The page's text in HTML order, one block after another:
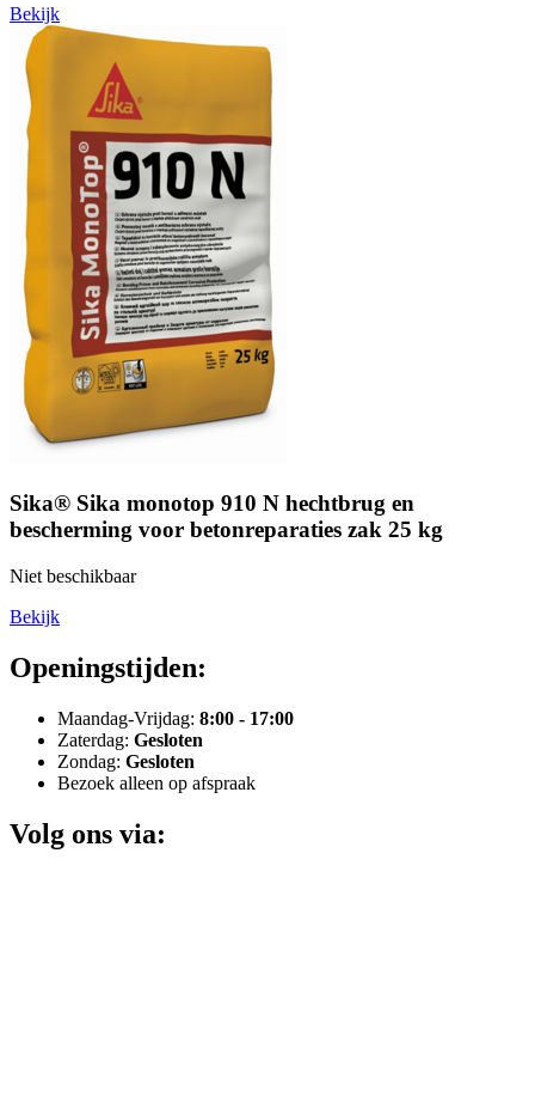
Bekijk
Sika® Sika monotop 910 N hechtbrug en
bescherming voor betonreparaties zak 25 kg
Niet beschikbaar
Bekijk
Openingstijden:
Maandag-Vrijdag: 8:00 - 17:00
Zaterdag: Gesloten
Zondag: Gesloten
Bezoek alleen op afspraak
Volg ons via: